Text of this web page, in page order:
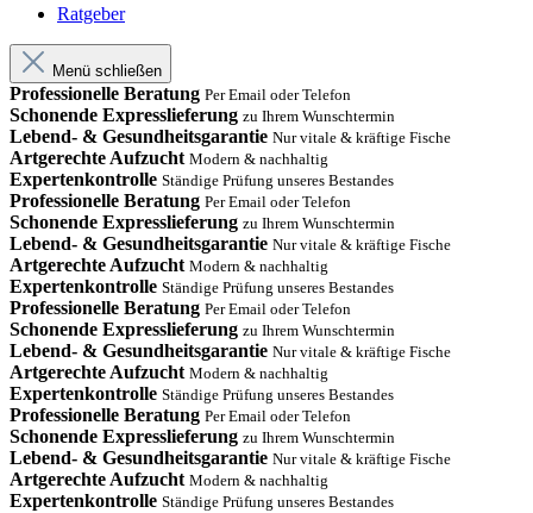
Ratgeber
Menü schließen
Professionelle Beratung Per Email oder Telefon
Schonende Expresslieferung zu Ihrem Wunschtermin
Lebend- & Gesundheitsgarantie Nur vitale & kräftige Fische
Artgerechte Aufzucht Modern & nachhaltig
Expertenkontrolle Ständige Prüfung unseres Bestandes
Professionelle Beratung Per Email oder Telefon
Schonende Expresslieferung zu Ihrem Wunschtermin
Lebend- & Gesundheitsgarantie Nur vitale & kräftige Fische
Artgerechte Aufzucht Modern & nachhaltig
Expertenkontrolle Ständige Prüfung unseres Bestandes
Professionelle Beratung Per Email oder Telefon
Schonende Expresslieferung zu Ihrem Wunschtermin
Lebend- & Gesundheitsgarantie Nur vitale & kräftige Fische
Artgerechte Aufzucht Modern & nachhaltig
Expertenkontrolle Ständige Prüfung unseres Bestandes
Professionelle Beratung Per Email oder Telefon
Schonende Expresslieferung zu Ihrem Wunschtermin
Lebend- & Gesundheitsgarantie Nur vitale & kräftige Fische
Artgerechte Aufzucht Modern & nachhaltig
Expertenkontrolle Ständige Prüfung unseres Bestandes